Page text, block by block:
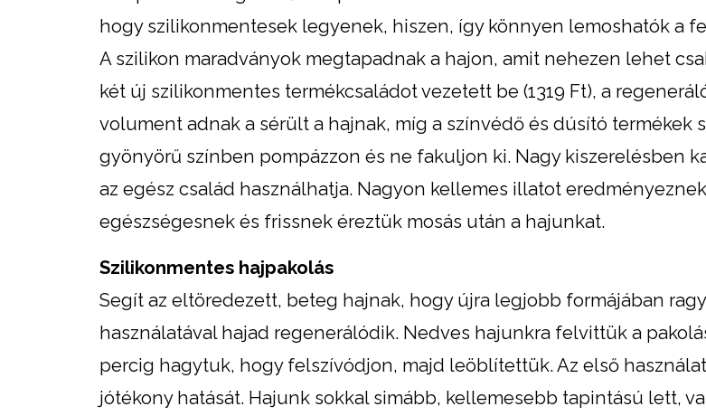
hogy szilikonmentesek legyenek, hiszen, így könnyen lemoshatók a
A szilikon maradványok megtapadnak a hajon, amit nehezen lehet
két új szilikonmentes termékcsaládot vezetett be (1319 Ft), a
volument adnak a sérült a hajnak, míg a színvédő és dúsító termékek
gyönyörű színben pompázzon és ne fakuljon ki. Nagy kiszerelésben
az egész család használhatja. Nagyon kellemes illatot
egészségesnek és frissnek éreztük mosás után a hajunkat.
Szilikonmentes hajpakolás
Segít az eltöredezett, beteg hajnak, hogy újra legjobb formájában
használatával hajad regenerálódik. Nedves hajunkra felvittük a
percig hagytuk, hogy felszívódjon, majd leöblítettük. Az első
jótékony hatását. Hajunk sokkal simább, kellemesebb tapintású lett,